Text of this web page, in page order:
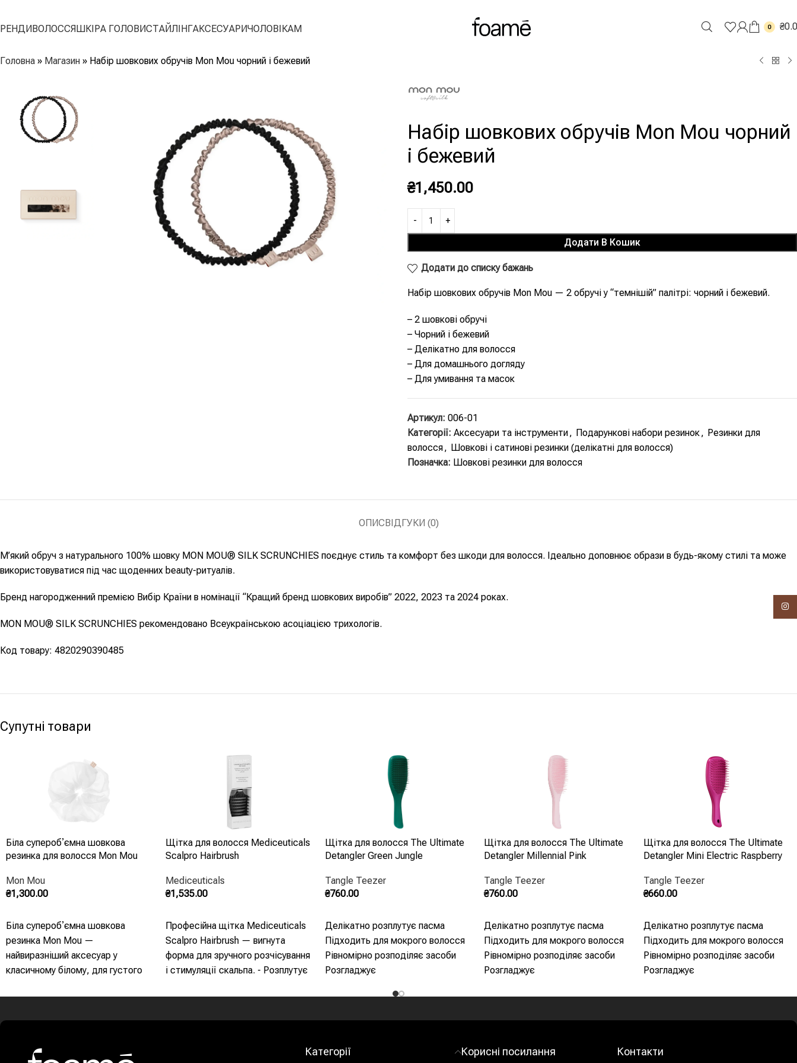
ВОЛОССЯ ШКІРА ГОЛОВИСТАЙЛІНГАКСЕСУАРИЧОЛОВІКАМ 0 ₴
Головна » Магазин » Набір шовкових обручів Mon Mou чорний і бежевий
Набір шовкових обручів Mon Mou чорний
і бежевий
₴1,450.00
Додати В Кошик
Додати до списку бажань
Набір шовкових обручів Mon Mou — 2 обручі у “темнішій” палітрі: чорний і бежевий.
– 2 шовкові обручі
– Чорний і бежевий
– Делікатно для волосся
– Для домашнього догляду
– Для умивання та масок
Артикул: 006-01
Категорії: Аксесуари та інструменти, Подарункові набори резинок, Резинки для
волосся, Шовкові і сатинові резинки (делікатні для волосся)
Позначка: Шовкові резинки для волосся
ОПИСВІДГУКИ (0)
М’який обруч з натурального 100% шовку MON MOU® SILK SCRUNCHIES поєднує стиль та комфорт без шкоди для волосся. Ідеально доповнює образи в будь-якому стилі та може
використовуватися під час щоденних beauty-ритуалів.
Бренд нагородженний премією Вибір Країни в номінації “Кращий бренд шовкових виробів” 2022, 2023 та 2024 роках.
MON MOU® SILK SCRUNCHIES рекомендовано Всеукраїнською асоціацією трихологів.
Код товару: 4820290390485
Супутні товари
Біла суперобʼємна шовкова
резинка для волосся Mon Mou
Mon Mou
₴1,300.00
Біла суперобʼємна шовкова
резинка Mon Mou —
найвиразніший аксесуар у
класичному білому, для густого
Шовк 100% - Суперобʼємна
Щітка для волосся Mediceuticals
Scalpro Hairbrush
Mediceuticals
₴1,535.00
Професійна щітка Mediceuticals
Scalpro Hairbrush — вигнута
форма для зручного розчісування
і стимуляції скальпа. - Розплутує
статику - Для гарячих укладок -
Щітка для волосся The Ultimate
Detangler Green Jungle
Tangle Teezer
₴760.00
Делікатно розплутує пасма
Підходить для мокрого волосся
Рівномірно розподіляє засоби
Розгладжує
Щітка для волосся The Ultimate
Detangler Millennial Pink
Tangle Teezer
₴760.00
Делікатно розплутує пасма
Підходить для мокрого волосся
Рівномірно розподіляє засоби
Розгладжує
Щітка для волосся The Ultimate
Detangler Mini Electric Raspberry
Tangle Teezer
₴660.00
Делікатно розплутує пасма
Підходить для мокрого волосся
Рівномірно розподіляє засоби
Розгладжує
Категорії Корисні посилання Контакти